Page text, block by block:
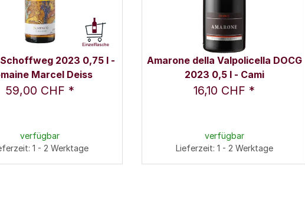
2023 0,75 l -
Marcel Deiss
59,00 CHF *
verfügbar
1 - 2 Werktage
Amarone della Valpolicella DOCG
2023 0,5 l - Cami
16,10 CHF *
verfügbar
Lieferzeit: 1 - 2 Werktage